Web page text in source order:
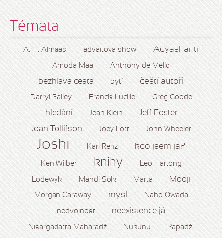
Témata
A. H. Almaas advaitová show Adyashanti
Amoda Maa Anthony de Mello
bezhlavá cesta bytí čeští autoři
Darryl Bailey Francis Lucille Greg Goode
hledání Jean Klein Jeff Foster
Joan Tollifson Joey Lott John Wheeler
Joshi Karl Renz kdo jsem já?
Ken Wilber knihy Leo Hartong
Lodewyk Mandi Solk Marta Mooji
Morgan Caraway mysl Naho Owada
nedvojnost neexistence já
Nisargadatta Maharadž Nukunu Papadží